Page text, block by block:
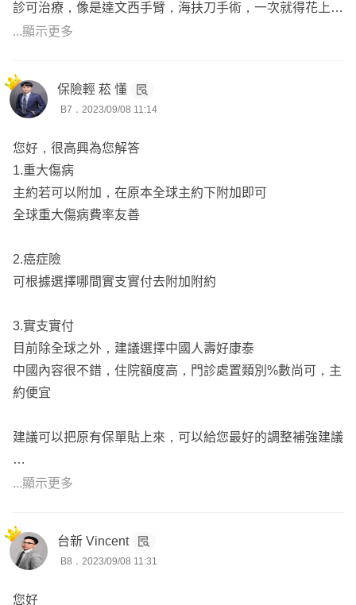
診可治療，像是達文西手臂，海扶刀手術，一次就得花上數
十萬不等，所以門診手術及門診手術雜費保障非常重要，而
實付】。
🌟意外險
前提都是由意外所導致，何謂意外？在保險法有明確的定義
【(非由疾病)引起之(外來)(突發)事故所致者】，比如說車
禍、跌倒、遭外物攻擊等等，建議可規劃足額的【雙意外
險】
🌟失能險
險的，如果不幸發生，將造成收入中斷！然而不論意外或疾
病，只要符合保單條款規定中的失能給付標準，可領取相對
應等級的一次性給付失能保險金，若符合1~6級失能，每個
月還能領取生活扶助金，解決長期照顧的重擔。建議以定期
像是癌症、精神疾病及重大創傷，(舉凡符合健保局重大傷
少規劃2~3年的生活費(根據統計癌症黃金的積極治療期是2
~3年)。
...顯示更多
保險輕 菘 懂
B7．2023/09/08 11:14
您好，很高興為您解答
1.重大傷病
主約若可以附加，在原本全球主約下附加即可
全球重大傷病費率友善
2.癌症險
可根據選擇哪間實支實付去附加附約
3.實支實付
目前除全球之外，建議選擇中國人壽好康泰
中國內容很不錯，住院額度高，門診處置類別%數尚可，主
約便宜
建議可以把原有保單貼上來，可以給您最好的調整補強建議
1.體況問題
體況已切除，要確認一下手術時間、目前狀況
手術超過3個月，是可以順利投保的
重大傷病可以附加在全球PHB底下是沒問題的！
...顯示更多
台新 Vincent
B8．2023/09/08 11:31
您好